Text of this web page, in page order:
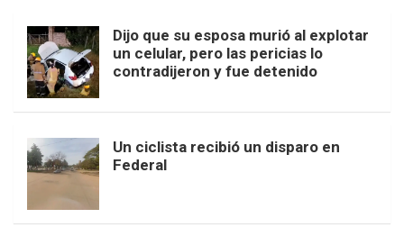
Dijo que su esposa murió al explotar
un celular, pero las pericias lo
contradijeron y fue detenido
Un ciclista recibió un disparo en
Federal